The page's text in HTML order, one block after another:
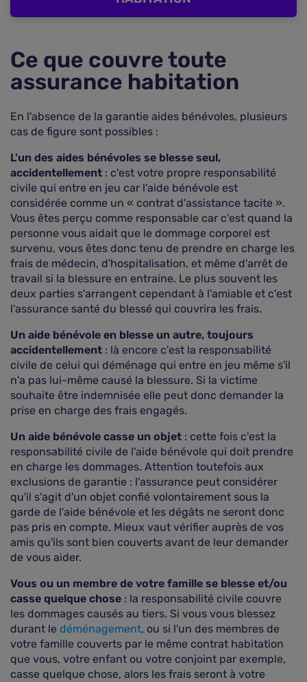
Ce que couvre toute
assurance habitation
En l'absence de la garantie aides bénévoles, plusieurs
cas de figure sont possibles :
L'un des aides bénévoles se blesse seul,
accidentellement : c'est votre propre responsabilité
civile qui entre en jeu car l'aide bénévole est
considérée comme un « contrat d'assistance tacite ».
Vous êtes perçu comme responsable car c'est quand la
personne vous aidait que le dommage corporel est
survenu, vous êtes donc tenu de prendre en charge les
frais de médecin, d'hospitalisation, et même d'arrêt de
travail si la blessure en entraine. Le plus souvent les
deux parties s'arrangent cependant à l'amiable et c'est
l'assurance santé du blessé qui couvrira les frais.
Un aide bénévole en blesse un autre, toujours
accidentellement : là encore c'est la responsabilité
civile de celui qui déménage qui entre en jeu même s'il
n'a pas lui-même causé la blessure. Si la victime
souhaite être indemnisée elle peut donc demander la
prise en charge des frais engagés.
Un aide bénévole casse un objet : cette fois c'est la
responsabilité civile de l'aide bénévole qui doit prendre
en charge les dommages. Attention toutefois aux
exclusions de garantie : l'assurance peut considérer
qu'il s'agit d'un objet confié volontairement sous la
garde de l'aide bénévole et les dégâts ne seront donc
pas pris en compte. Mieux vaut vérifier auprès de vos
amis qu'ils sont bien couverts avant de leur demander
de vous aider.
Vous ou un membre de votre famille se blesse et/ou
casse quelque chose : la responsabilité civile couvre
les dommages causés au tiers. Si vous vous blessez
durant le déménagement, ou si l'un des membres de
votre famille couverts par le même contrat habitation
que vous, votre enfant ou votre conjoint par exemple,
casse quelque chose, alors les frais seront à votre